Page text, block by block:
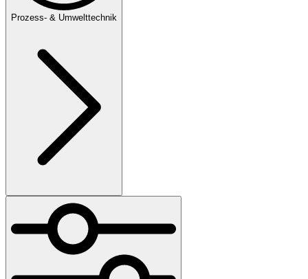
Prozess- & Umwelttechnik